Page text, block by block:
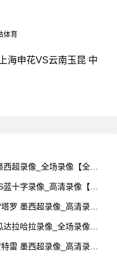
体育
海申花VS云南玉昆 中
超录像_全场录像【全场
十字录像_高清录像【全
罗 墨西超录像_高清录像
拉哈拉录像_全场录像
雷 墨西超录像_高清录像